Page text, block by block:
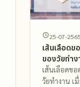
25-07-2565
เส้นเลือด
ของวัยทำง
เส้นเลือดข
วัยทำงาน เ